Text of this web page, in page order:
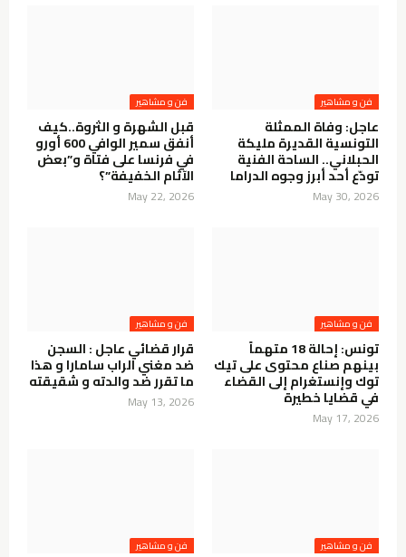
فن و مشاهير
عاجل: وفاة الممثلة
التونسية القديرة مليكة
الحبلاني.. الساحة الفنية
تودّع أحد أبرز وجوه الدراما
May 30, 2026
فن و مشاهير
قبل الشهرة و الثروة..كيف
أنفق سمير الوافي 600 أورو
في فرنسا على فتاة و”بعض
الآثام الخفيفة”؟
May 22, 2026
فن و مشاهير
تونس: إحالة 18 متهماً
بينهم صناع محتوى على تيك
توك وإنستغرام إلى القضاء
في قضايا خطيرة
May 17, 2026
فن و مشاهير
قرار قضائي عاجل : السجن
ضد مغني الراب سامارا و هذا
ما تقرر ضد والدته و شقيقته
May 13, 2026
فن و مشاهير فن و مشاهير